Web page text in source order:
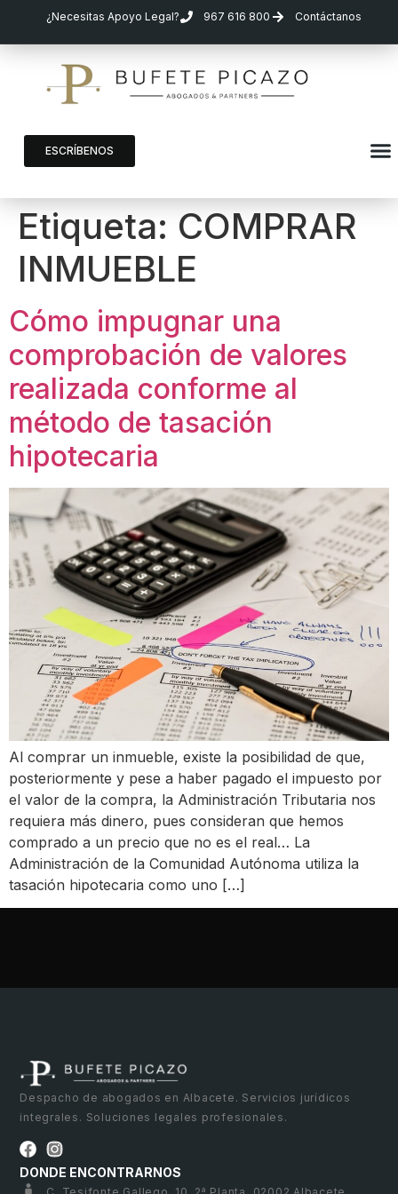
¿Necesitas Apoyo Legal? 967 616 800 Contáctanos
ESCRÍBENOS
Etiqueta: COMPRAR
INMUEBLE
Cómo impugnar una
comprobación de valores
realizada conforme al
método de tasación
hipotecaria
Al comprar un inmueble, existe la posibilidad de que,
posteriormente y pese a haber pagado el impuesto por
el valor de la compra, la Administración Tributaria nos
requiera más dinero, pues consideran que hemos
comprado a un precio que no es el real… La
Administración de la Comunidad Autónoma utiliza la
tasación hipotecaria como uno […]
Despacho de abogados en Albacete. Servicios jurídicos
integrales. Soluciones legales profesionales.
DONDE ENCONTRARNOS